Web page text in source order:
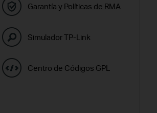
Garantía y Políticas de RMA
Simulador TP-Link
Centro de Códigos GPL